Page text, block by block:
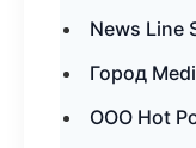
News Line
Город
ООО Hot